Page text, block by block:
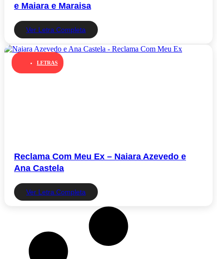
e Maiara e Maraisa
Ver Letra Completa
LETRAS
Reclama Com Meu Ex – Naiara Azevedo e
Ana Castela
Ver Letra Completa